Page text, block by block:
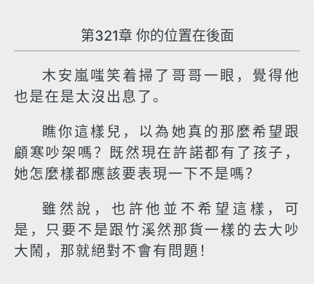
第321章 你的位置在後面
木安嵐嗤笑着掃了哥哥一眼，覺得他
也是在是太沒出息了。
瞧你這樣兒，以為她真的那麼希望跟
顧寒吵架嗎？既然現在許諾都有了孩子，
她怎麼樣都應該要表現一下不是嗎？
雖然說，也許他並不希望這樣，可
是，只要不是跟竹溪然那貨一樣的去大吵
大鬧，那就絕對不會有問題！